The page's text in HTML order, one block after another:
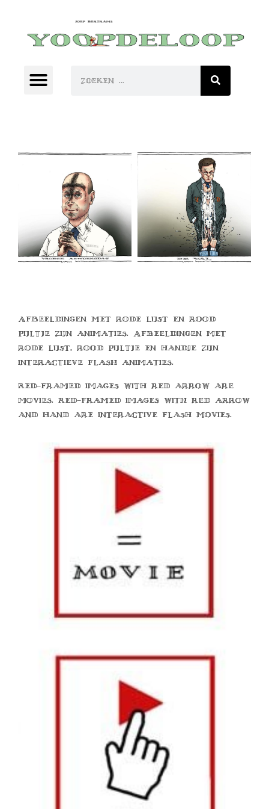
Afbeeldingen met rode lijst en rood
pijltje zijn animaties. Afbeeldingen met
rode lijst, rood pijltje en handje zijn
interactieve flash animaties.
Red-framed images with red arrow are
movies. Red-framed images with red arrow
and hand are interactive flash movies.